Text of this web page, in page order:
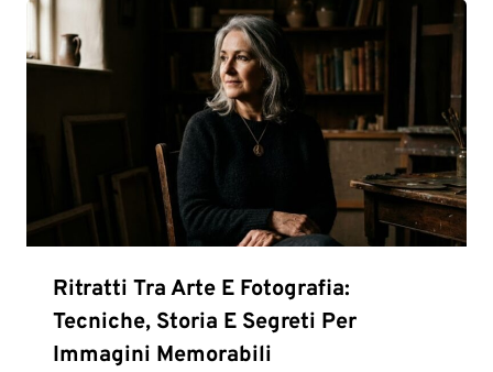
Ritratti Tra Arte E Fotografia:
Tecniche, Storia E Segreti Per
Immagini Memorabili